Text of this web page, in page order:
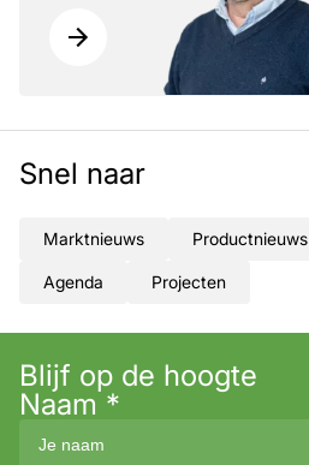
Snel naar
Marktnieuws Productnieuws
Agenda Projecten
Blijf op de hoogte
Naam *